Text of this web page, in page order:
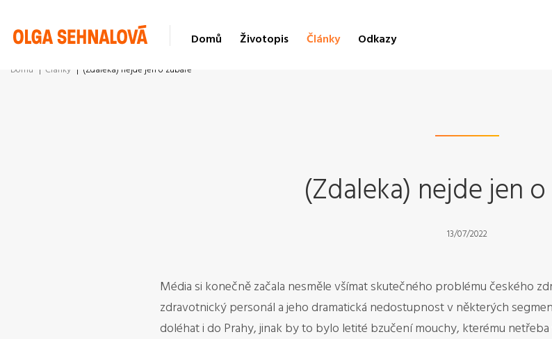
Domů Životopis Články Odkazy
Domů Články (Zdaleka) nejde jen o zubaře
(Zdaleka) nejde jen
13/07/2022
Média si konečně začala nesměle všímat skutečného problému českého
zdravotnický personál a jeho dramatická nedostupnost v některých
doléhat i do Prahy, jinak by to bylo letité bzučení mouchy, kterému